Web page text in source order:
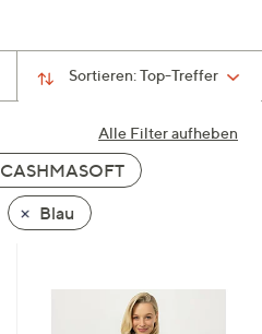
Sortieren:Top-Treffer
Alle Filter aufheben
CASHMASOFT
Blau